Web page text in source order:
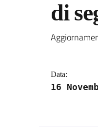
di
Data:
16